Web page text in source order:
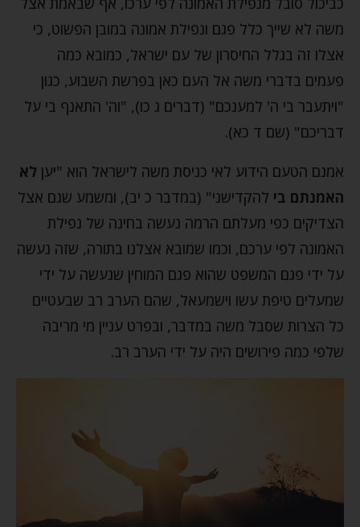
משה לא שייך כלל פגם ונפילת אמונה במובן הפשוט, כי
אצלו זה בגלל החיסרון של עם ישראל, כמובא כמה
פעמים בדברי משה אל העם כאן בפרשת השבוע, כגון
"ויתעבר בי ה' למענכם" (דברים ג כו), "וה' התאנף בי על
דבריכם" (שם ד כא).
אמנם הטעם הידוע לאי כניסת משה לישראל הוא "יען לא
האמנתם בי להקדישני" (במדבר כ יב), ומשמע שגם אצל
הצדיקים כפי מעלתם הרמה נעשה בחינה של נפילת
האמונה לפי ערכם, וכמו שמובא אצלנו בתורה, שזה נעשה
על ידי פגם המשפט שהוא פגם המוחין שנעשה על ידי
שמעלים טיפת עשו וישמעאל, שהם הערב רב שבעטיים
כל הצרות שסבל משה במדבר, ובפרט עניין מי מריבה
שלפי כמה פירושים היה על ידי הערב רב.